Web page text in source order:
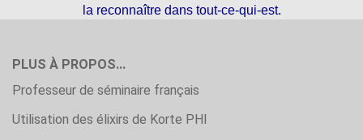
la reconnaître dans tout-ce-qui-est.
PLUS À PROPOS...
Professeur de séminaire français
Utilisation des élixirs de Korte PHI